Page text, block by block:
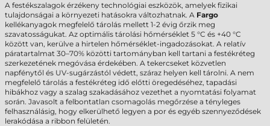
A festékszalagok érzékeny technológiai eszközök, amelyek fizikai
tulajdonságai a környezeti hatásokra változhatnak. A Fargo
kellékanyagok megfelelő tárolás mellett 1-2 évig őrzik meg
szavatosságukat. Az optimális tárolási hőmérséklet 5 °C és +40 °C
között van, kerülve a hirtelen hőmérséklet-ingadozásokat. A relatív
páratartalmat 30–70% közötti tartományban kell tartani a festékréteg
szerkezetének megóvása érdekében. A tekercseket közvetlen
napfénytől és UV-sugárzástól védett, száraz helyen kell tárolni. A nem
megfelelő tárolás a festékréteg idő előtti öregedéséhez, tapadási
hibákhoz vagy a szalag szakadásához vezethet a nyomtatási folyamat
során. Javasolt a felbontatlan csomagolás megőrzése a tényleges
felhasználásig, hogy elkerülhető legyen a por és egyéb szennyeződések
lerakódása a ribbon felületén.